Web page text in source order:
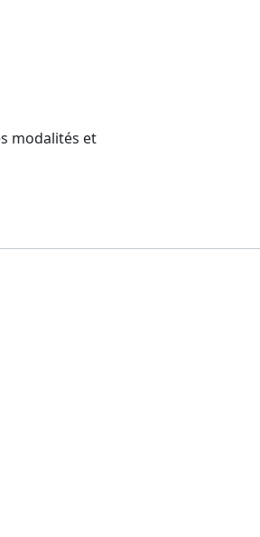
modalités et